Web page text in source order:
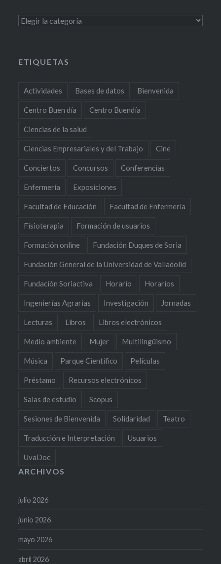
Categorías
ETIQUETAS
Actividades Bases de datos Bienvenida
Centro Buen día Centro Buendía
Ciencias de la salud
Ciencias Empresariales y del Trabajo Cine
Conciertos Concursos Conferencias
Enfermería Exposiciones
Facultad de Educación Facultad de Enfermería
Fisioterapia Formación de usuarios
Formación online Fundación Duques de Soria
Fundación General de la Universidad de Valladolid
Fundación Soriactiva Horario Horarios
Ingenierías Agrarias Investigación Jornadas
Lecturas Libros Libros electrónicos
Medio ambiente Mujer Multilingüismo
Música Parque Científico Películas
Préstamo Recursos electrónicos
Salas de estudio Scopus
Sesiones de Bienvenida Solidaridad Teatro
Traducción e Interpretación Usuarios
UvaDoc
ARCHIVOS
julio 2026
junio 2026
mayo 2026
abril 2026